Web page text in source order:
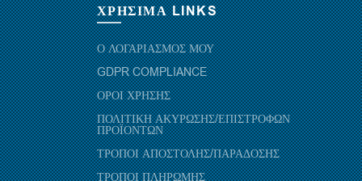
ΧΡΗΣΙΜΑ LINKS
Ο ΛΟΓΑΡΙΑΣΜΟΣ ΜΟΥ
GDPR COMPLIANCE
ΟΡΟΙ ΧΡΗΣΗΣ
ΠΟΛΙΤΙΚΗ ΑΚΥΡΩΣΗΣ/ΕΠΙΣΤΡΟΦΩΝ
ΠΡΟΪΟΝΤΩΝ
ΤΡΟΠΟΙ ΑΠΟΣΤΟΛΗΣ/ΠΑΡΑΔΟΣΗΣ
ΤΡΟΠΟΙ ΠΛΗΡΩΜΗΣ